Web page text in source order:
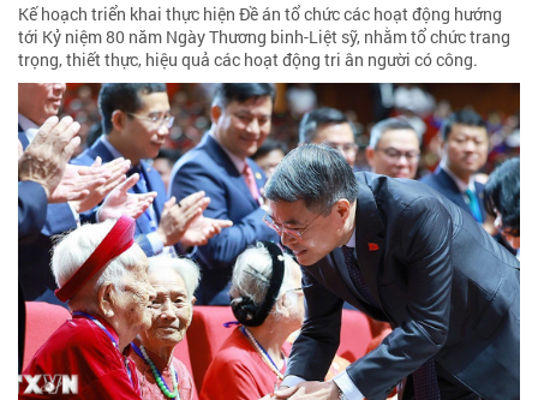
Kế hoạch triển khai thực hiện Đề án tổ chức các hoạt động hướng
tới Kỷ niệm 80 năm Ngày Thương binh-Liệt sỹ, nhằm tổ chức trang
trọng, thiết thực, hiệu quả các hoạt động tri ân người có công.